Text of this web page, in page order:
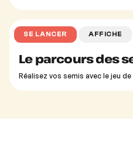
SE LANCER AFFICHE
Le parcours des
Réalisez vos semis avec le jeu